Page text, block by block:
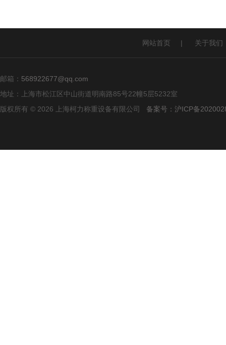
网站首页 | 关于我们
邮箱： 568922677@qq.com
地址：上海市松江区中山街道明南路85号22幢5层5232室
版权所有 © 2026 上海柯力称重设备有限公司 备案号：沪ICP备